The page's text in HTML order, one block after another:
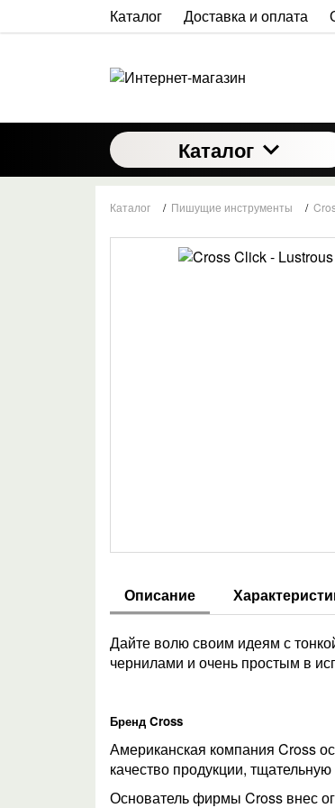
Каталог Доставка и оплата
Каталог
Каталог / Пишущие инструменты /
Описание
Дайте волю своим идеям с
чернилами и очень простым в
Бренд Cross
Американская компания Cross
качество продукции,
Основатель фирмы Cross внес